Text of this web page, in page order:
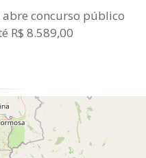
concurso público
R$ 8.589,00